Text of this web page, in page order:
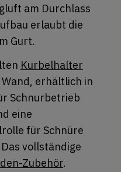
am Durchlass
erlaubt die
Gurt.
Kurbelhalter
erhältlich in
Schnurbetrieb
eine
für Schnüre
vollständige
Zubehör.